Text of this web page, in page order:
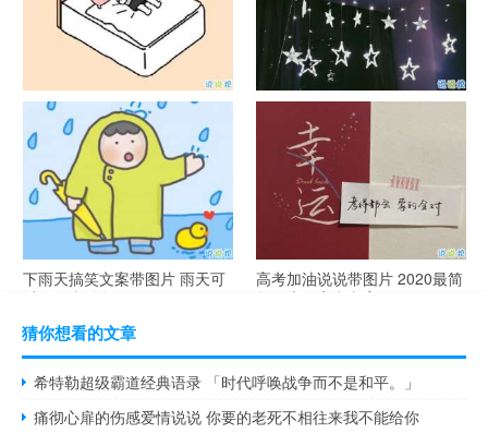
谐音梗土味情话大全带图片 油
腻搞笑的土味情话
很酷的霸气句子带图片 最新霸
气说说高冷范
下雨天搞笑文案带图片 雨天可
以发的幽默句子
高考加油说说带图片 2020最简
单励志的高考文案
猜你想看的文章
希特勒超级霸道经典语录 「时代呼唤战争而不是和平。」
痛彻心扉的伤感爱情说说 你要的老死不相往来我不能给你